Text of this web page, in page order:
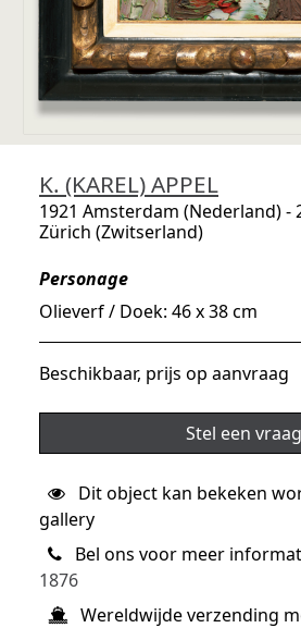
K. (KAREL) APPEL
1921 Amsterdam (Nederland) -
Zürich (Zwitserland)
Personage
Olieverf / Doek: 46 x 38 cm
Beschikbaar, prijs op aanvraag
Stel een vraag
Dit object kan bekeken
gallery
Bel ons voor meer
1876
Wereldwijde verzending